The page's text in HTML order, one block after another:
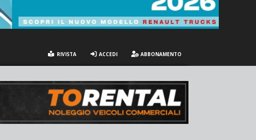
RIVISTA ACCEDI ABBONAMENTO